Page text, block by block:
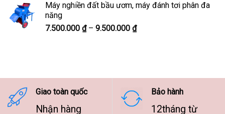
7.500.000 ₫
9.500.000 ₫
Máy nghiền đất bầu ươm, máy đánh tơi phân đa
năng
7.500.000 ₫ – 9.500.000 ₫Khoảng
9.500.000 ₫
Giao toàn quốc
Nhận hàng
Bảo hành
12tháng từ